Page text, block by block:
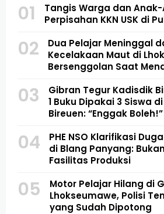
01
Tangis Warga dan
Perpisahan KKN USK di
02
Dua Pelajar Meninggal
Kecelakaan Maut di
Bersenggolan Saat
03
Gibran Tegur Kadisdik
1 Buku Dipakai 3 Siswa
Bireuen: “Enggak Boleh!”
04
PHE NSO Klarifikasi
di Blang Panyang:
Fasilitas Produksi
05
Motor Pelajar Hilang di
Lhokseumawe, Polisi
yang Sudah Dipotong